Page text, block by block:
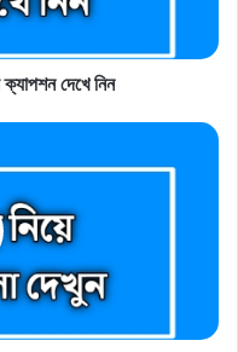
দেখে নিন